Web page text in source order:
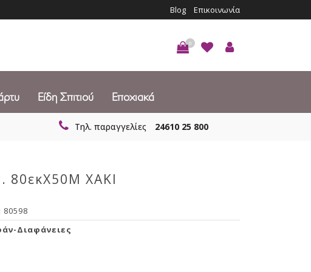
Blog Επικοινωνία
0
Είδη Σπιτιού Εποχιακά
Τηλ. παραγγελίες 24610 25 800
80εκΧ50Μ ΧΑΚΙ
80598
Διαφάνειες